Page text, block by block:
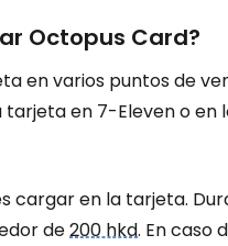
Octopus Card?
en varios puntos de
en 7-Eleven o en
cargar en la tarjeta.
de200 hkd. En caso